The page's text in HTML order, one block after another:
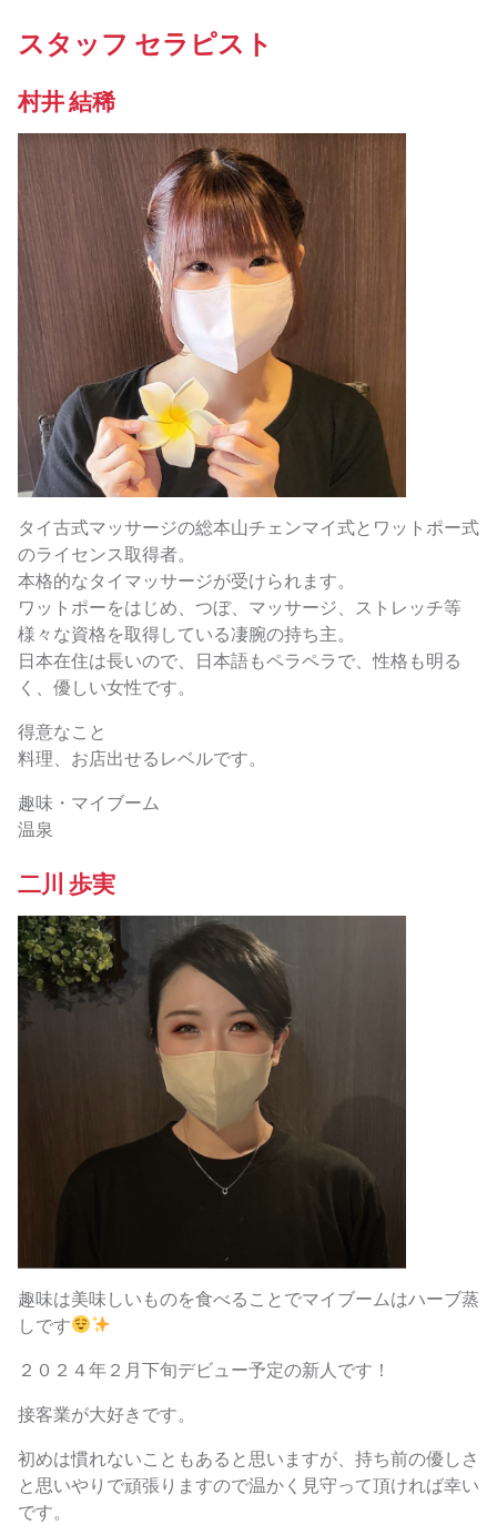
スタッフ セラピスト
村井 結稀
タイ古式マッサージの総本山チェンマイ式とワットポー式
のライセンス取得者。
本格的なタイマッサージが受けられます。
ワットポーをはじめ、つぼ、マッサージ、ストレッチ等
様々な資格を取得している凄腕の持ち主。
日本在住は長いので、日本語もペラペラで、性格も明る
く、優しい女性です。
得意なこと
料理、お店出せるレベルです。
趣味・マイブーム
温泉
二川 歩実
趣味は美味しいものを食べることでマイブームはハーブ蒸
しです
２０２４年２月下旬デビュー予定の新人です！
接客業が大好きです。
初めは慣れないこともあると思いますが、持ち前の優しさ
と思いやりで頑張りますので温かく見守って頂ければ幸い
です。